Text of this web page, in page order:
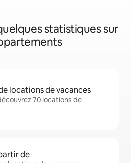
statistiques sur
locations de vacances
70 locations de
de